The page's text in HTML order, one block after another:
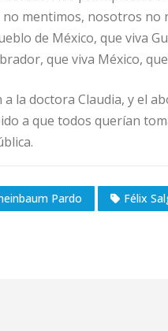
mentimos, nosotros no
de México, que viva
que viva México,
la doctora Claudia, y el
a que todos querían
Pardo
Félix